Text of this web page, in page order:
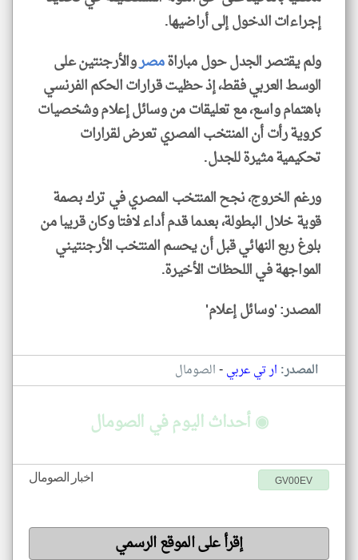
إجراءات الدخول إلى أراضيها.
ولم يقتصر الجدل حول مباراةمصروالأرجنتين على
الوسط العربي فقط، إذ حظيت قرارات الحكم الفرنسي
باهتمام واسع، مع تعليقات من وسائل إعلام وشخصيات
كروية رأت أن المنتخب المصري تعرض لقرارات
تحكيمية مثيرة للجدل.
ورغم الخروج، نجح المنتخب المصري في ترك بصمة
قوية خلال البطولة، بعدما قدم أداء لافتا وكان قريبا من
بلوغ ربع النهائي قبل أن يحسم المنتخب الأرجنتيني
المواجهة في اللحظات الأخيرة.
المصدر: 'وسائل إعلام'
المصدر: ار تي عربي-الصومال
◉ أحداث اليوم في الصومال
اخبار الصومال GV00EV
إقرأ على الموقع الرسمي